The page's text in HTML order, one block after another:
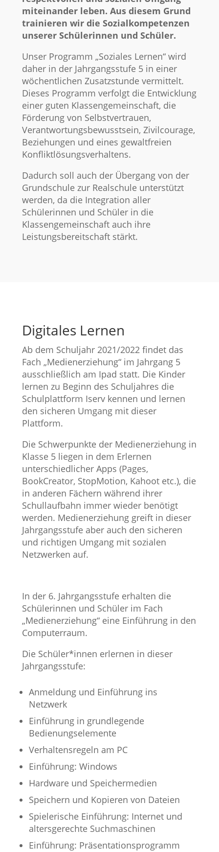
miteinander leben. Aus diesem Grund
trainieren wir die Sozialkompetenzen
unserer Schülerinnen und Schüler.
Unser Programm „Soziales Lernen“ wird
daher in der Jahrgangsstufe 5 in einer
wöchentlichen Zusatzstunde vermittelt.
Dieses Programm verfolgt die Entwicklung
einer guten Klassengemeinschaft, die
Förderung von Selbstvertrauen,
Verantwortungsbewusstsein, Zivilcourage,
Beziehungen und eines gewaltfreien
Konfliktlösungsverhaltens.
Dadurch soll auch der Übergang von der
Grundschule zur Realschule unterstützt
werden, da die Integration aller
Schülerinnen und Schüler in die
Klassengemeinschaft auch ihre
Leistungsbereitschaft stärkt.
Digitales Lernen
Ab dem Schuljahr 2021/2022 findet das
Fach „Medienerziehung“ im Jahrgang 5
ausschließlich am Ipad statt. Die Kinder
lernen zu Beginn des Schuljahres die
Schulplattform Iserv kennen und lernen
den sicheren Umgang mit dieser
Plattform.
Die Schwerpunkte der Medienerziehung in
Klasse 5 liegen in dem Erlernen
unterschiedlicher Apps (Pages,
BookCreator, StopMotion, Kahoot etc.), die
in anderen Fächern während ihrer
Schullaufbahn immer wieder benötigt
werden. Medienerziehung greift in dieser
Jahrgangsstufe aber auch den sicheren
und richtigen Umgang mit sozialen
Netzwerken auf.
In der 6. Jahrgangsstufe erhalten die
Schülerinnen und Schüler im Fach
„Medienerziehung“ eine Einführung in den
Computerraum.
Die Schüler*innen erlernen in dieser
Jahrgangsstufe:
Anmeldung und Einführung ins
Netzwerk
Einführung in grundlegende
Bedienungselemente
Verhaltensregeln am PC
Einführung: Windows
Hardware und Speichermedien
Speichern und Kopieren von Dateien
Spielerische Einführung: Internet und
altersgerechte Suchmaschinen
Einführung: Präsentationsprogramm